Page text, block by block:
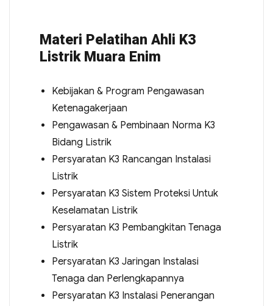
Materi Pelatihan Ahli K3
Listrik Muara Enim
Kebijakan & Program Pengawasan
Ketenagakerjaan
Pengawasan & Pembinaan Norma K3
Bidang Listrik
Persyaratan K3 Rancangan Instalasi
Listrik
Persyaratan K3 Sistem Proteksi Untuk
Keselamatan Listrik
Persyaratan K3 Pembangkitan Tenaga
Listrik
Persyaratan K3 Jaringan Instalasi
Tenaga dan Perlengkapannya
Persyaratan K3 Instalasi Penerangan